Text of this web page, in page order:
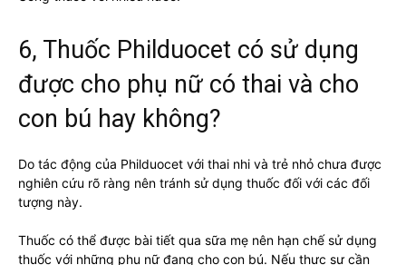
6, Thuốc Philduocet có sử dụng
được cho phụ nữ có thai và cho
con bú hay không?
Do tác động của Philduocet với thai nhi và trẻ nhỏ chưa được
nghiên cứu rõ ràng nên tránh sử dụng thuốc đối với các đối
tượng này.
Thuốc có thể được bài tiết qua sữa mẹ nên hạn chế sử dụng
thuốc với những phụ nữ đang cho con bú. Nếu thực sự cần